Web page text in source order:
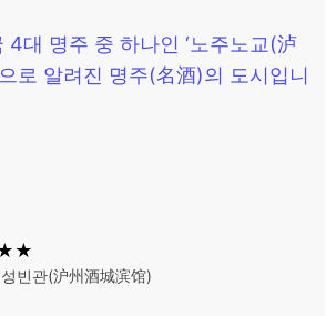
4대 명주 중 하나인 ‘노주노교(泸
로 알려진 명주(名酒)의 도시입니
빈관(沪州酒城滨馆)